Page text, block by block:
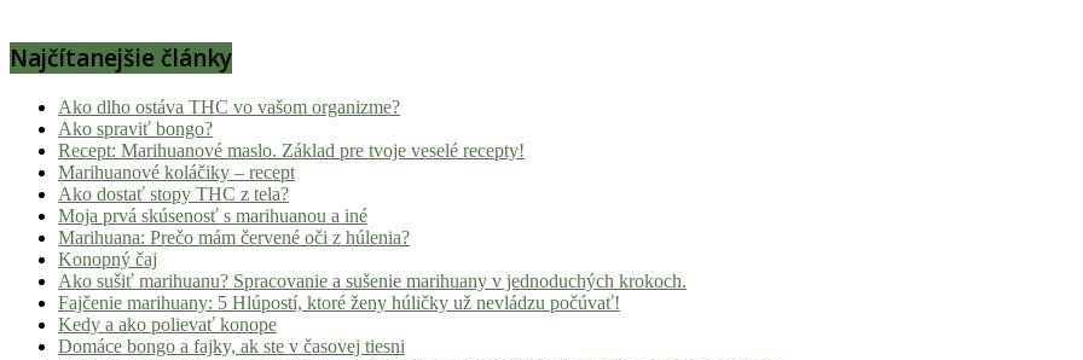
Najčítanejšie články
Ako dlho ostáva THC vo vašom organizme?
Ako spraviť bongo?
Recept: Marihuanové maslo. Základ pre tvoje veselé recepty!
Marihuanové koláčiky – recept
Ako dostať stopy THC z tela?
Moja prvá skúsenosť s marihuanou a iné
Marihuana: Prečo mám červené oči z húlenia?
Konopný čaj
Ako sušiť marihuanu? Spracovanie a sušenie marihuany v jednoduchých krokoch.
Fajčenie marihuany: 5 Hlúpostí, ktoré ženy húličky už nevládzu počúvať!
Kedy a ako polievať konope
Domáce bongo a fajky, ak ste v časovej tiesni